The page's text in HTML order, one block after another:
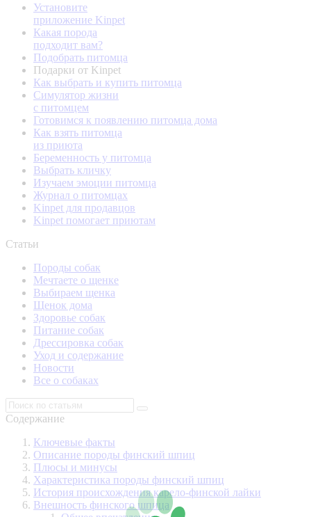
Установите
приложение Kinpet
Какая порода
подходит вам?
Подобрать питомца
Подарки от Kinpet
Как выбрать и купить питомца
Симулятор жизни
с питомцем
Готовимся к появлению питомца дома
Как взять питомца
из приюта
Беременность у питомца
Выбрать кличку
Изучаем эмоции питомца
Журнал о питомцах
Kinpet для продавцов
Kinpet помогает приютам
Статьи
Породы собак
Мечтаете о щенке
Выбираем щенка
Щенок дома
Здоровье собак
Питание собак
Дрессировка собак
Уход и содержание
Новости
Все о собаках
Содержание
Ключевые факты
Описание породы финский шпиц
Плюсы и минусы
Характеристика породы финский шпиц
История происхождения карело-финской лайки
Внешность финского шпица